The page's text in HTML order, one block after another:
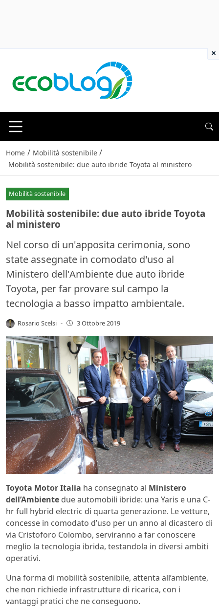
Home / Mobilità sostenibile /
Mobilità sostenibile: due auto ibride Toyota al ministero
Mobilità sostenibile
Mobilità sostenibile: due auto ibride Toyota
al ministero
Nel corso di un'apposita cerimonia, sono
state assegnate in comodato d'uso al
Ministero dell'Ambiente due auto ibride
Toyota, per far provare sul campo la
tecnologia a basso impatto ambientale.
Rosario Scelsi - 3 Ottobre 2019
Toyota Motor Italia ha consegnato al Ministero
dell’Ambiente due automobili ibride: una Yaris e una C-
hr full hybrid electric di quarta generazione. Le vetture,
concesse in comodato d’uso per un anno al dicastero di
via Cristoforo Colombo, serviranno a far conoscere
meglio la tecnologia ibrida, testandola in diversi ambiti
operativi.
Una forma di mobilità sostenibile, attenta all’ambiente,
che non richiede infrastrutture di ricarica, con i
vantaggi pratici che ne conseguono.
×